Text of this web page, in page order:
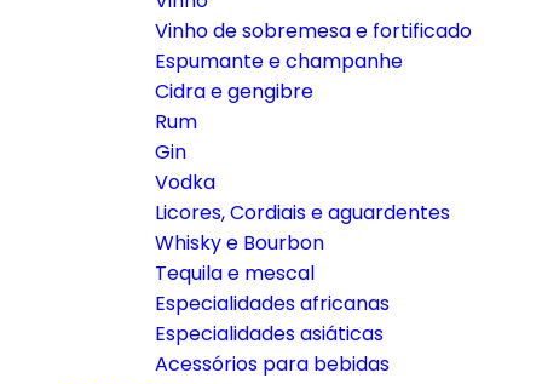
Vinho de sobremesa e fortificado
Espumante e champanhe
Cidra e gengibre
Rum
Gin
Vodka
Licores, Cordiais e aguardentes
Whisky e Bourbon
Tequila e mescal
Especialidades africanas
Especialidades asiáticas
Acessórios para bebidas